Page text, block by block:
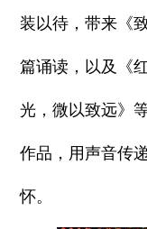
装以待，带来《
篇诵读，以及《
光，微以致远》
作品，用声音传
怀。